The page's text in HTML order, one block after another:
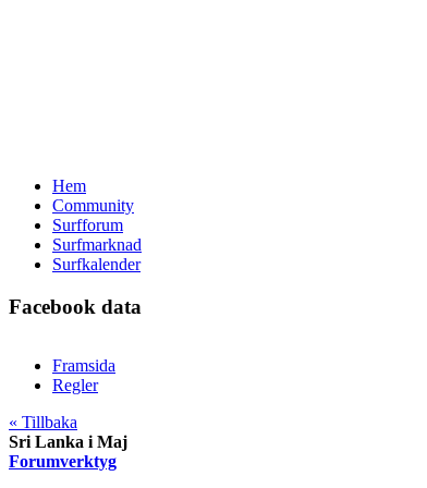
Hem
Community
Surfforum
Surfmarknad
Surfkalender
Facebook data
Framsida
Regler
« Tillbaka
Sri Lanka i Maj
Forumverktyg